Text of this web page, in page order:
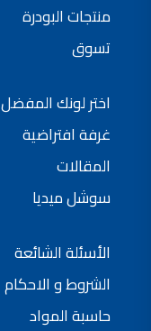
منتجات البودرة
تسوق
اختر لونك المفضل
غرفة افتراضية
المقالات
سوشل ميديا
الأسئلة الشائعة
الشروط و الاحكام
حاسبة المواد